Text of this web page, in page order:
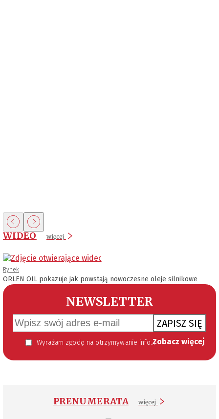
WIDEO więcej
Rynek
ORLEN OIL pokazuje jak powstają nowoczesne oleje silnikowe
NEWSLETTER
ZAPISZ SIĘ
Wyrażam zgodę na otrzymywanie informacji handlowej kierowanej do mnie za pomocą środków komunikacji elektronicznej w szczególności poczty elektronicznej zgodnie z przepisem art. 10 ust 2 ustawy z dnia 18 lipca 2002 roku o świadczeniu usług drogą elektroniczną (Dz. U. 144 z 2002 r. poz. 1204). Zgoda jest dobrowolna, jednak jej wyrażenie jest konieczne, aby otrzymywać newsletter. Zobacz więcej
PRENUMERATA więcej